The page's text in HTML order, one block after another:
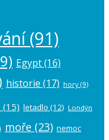
(91)
Egypt(16)
historie (17) hory (9)
(15) letadlo (12) Londýn
moře (23) nemoc